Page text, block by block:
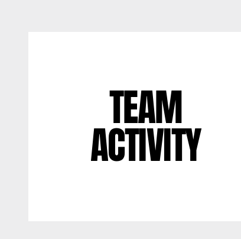
TEAM
ACTIVITY